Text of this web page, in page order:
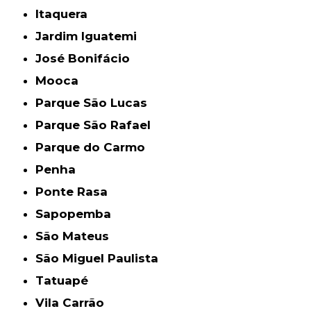
Itaquera
Jardim Iguatemi
José Bonifácio
Mooca
Parque São Lucas
Parque São Rafael
Parque do Carmo
Penha
Ponte Rasa
Sapopemba
São Mateus
São Miguel Paulista
Tatuapé
Vila Carrão